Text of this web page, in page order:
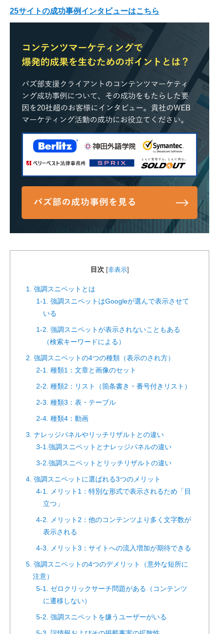
25サイトの成功事例インタビューはこちら
目次 [非表示]
1. 強調スニペットとは
1-1. 強調スニペットはGoogleが選んで表示させて
いる
1-2. 強調スニペットが表示されないこともある
（検索キーワードによる）
2. 強調スニペットの4つの種類（表示のされ方）
2-1. 種類1：文章と画像のセット
2-2. 種類2：リスト（箇条書き・番号付きリスト）
2-3. 種類3：表・テーブル
2-4. 種類4：動画
3. ナレッジパネルやリッチリザルトとの違い
3-1.強調スニペットとナレッジパネルの違い
3-2.強調スニペットとリッチリザルトの違い
4. 強調スニペットに選ばれる3つのメリット
4-1. メリット1：特別な形式で表示されるため「目
立つ」
4-2. メリット2：他のコンテンツより多く文字数が
表示される
4-3. メリット3：サイトへの流入増加が期待できる
5. 強調スニペットの4つのデメリット（意外な短所に
注意）
5-1. ゼロクリックサーチ問題がある（コンテンツ
に遷移しない）
5-2. 強調スニペットを嫌うユーザーがいる